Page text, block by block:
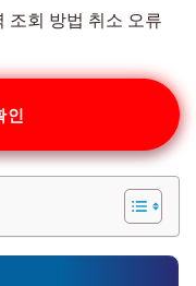
조회 방법 취소 오류
인